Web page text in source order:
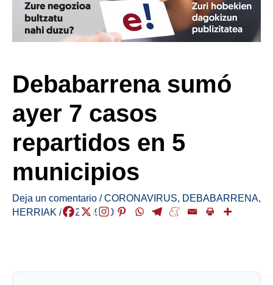
Debabarrena sumó
ayer 7 casos
repartidos en 5
municipios
Deja un comentario /CORONAVIRUS, DEBABARRENA,
HERRIAK /2021-09-10